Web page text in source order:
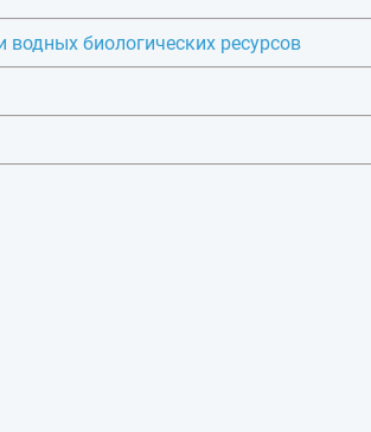
биологических ресурсов